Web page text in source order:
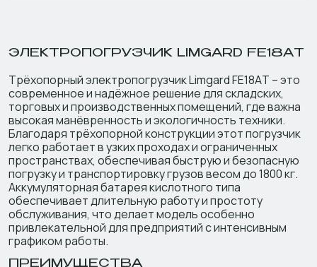
ЭЛЕКТРОПОГРУЗЧИК LIMGARD FE18AT
Трёхопорный электропогрузчик Limgard FE18AT – это
современное и надёжное решение для складских,
торговых и производственных помещений, где важна
высокая манёвренность и экологичность техники.
Благодаря трёхопорной конструкции этот погрузчик
легко работает в узких проходах и ограниченных
пространствах, обеспечивая быструю и безопасную
погрузку и транспортировку грузов весом до 1800 кг.
Аккумуляторная батарея кислотного типа
обеспечивает длительную работу и простоту
обслуживания, что делает модель особенно
привлекательной для предприятий с интенсивным
графиком работы.
ПРЕИМУЩЕСТВА